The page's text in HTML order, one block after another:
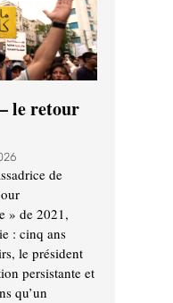
le retour
de
» de 2021,
: cinq ans
le président
persistante et
qu’un